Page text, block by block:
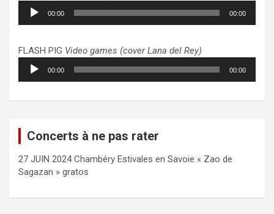
Lecteur
audio
00:00 00:00
FLASH PIG Video games (cover Lana del Rey)
Lecteur
audio
00:00 00:00
Concerts à ne pas rater
27 JUIN 2024 Chambéry Estivales en Savoie « Zao de
Sagazan » gratos